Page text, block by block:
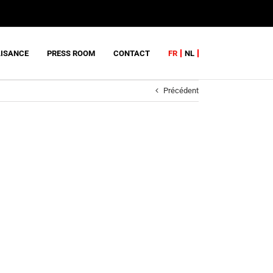
PRESS ROOM CONTACT FR NL
Précédent